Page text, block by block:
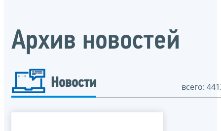
Архив новостей
Новости всего: